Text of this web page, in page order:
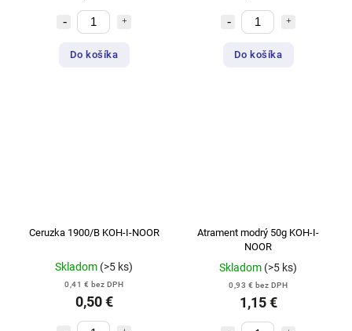
Do košíka Do košíka
Ceruzka 1900/B KOH-I-NOOR
Skladom (>5 ks)
0,41 € bez DPH
0,50 €
Atrament modrý 50g KOH-I-
NOOR
Skladom (>5 ks)
0,93 € bez DPH
1,15 €